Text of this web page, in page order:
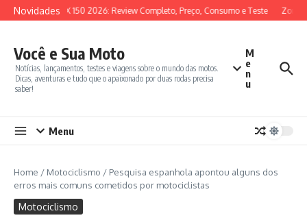
Ir para o conteúdo
Novidades
SYM ADX 150 2026: Review Completo, Preço, Consumo e Teste
Você e Sua Moto
Notícias, lançamentos, testes e viagens sobre o mundo das motos.
Dicas, aventuras e tudo que o apaixonado por duas rodas precisa
saber!
M
e
n
u
Menu
Home / Motociclismo / Pesquisa espanhola apontou alguns dos
erros mais comuns cometidos por motociclistas
Motociclismo